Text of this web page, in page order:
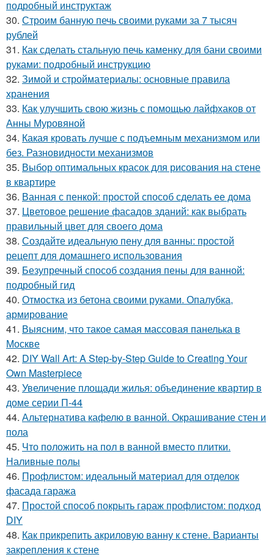
подробный инструктаж
30. Строим банную печь своими руками за 7 тысяч
рублей
31. Как сделать стальную печь каменку для бани своими
руками: подробный инструкцию
32. Зимой и стройматериалы: основные правила
хранения
33. Как улучшить свою жизнь с помощью лайфхаков от
Анны Муровяной
34. Какая кровать лучше с подъемным механизмом или
без. Разновидности механизмов
35. Выбор оптимальных красок для рисования на стене
в квартире
36. Ванная с пенкой: простой способ сделать ее дома
37. Цветовое решение фасадов зданий: как выбрать
правильный цвет для своего дома
38. Создайте идеальную пену для ванны: простой
рецепт для домашнего использования
39. Безупречный способ создания пены для ванной:
подробный гид
40. Отмостка из бетона своими руками. Опалубка,
армирование
41. Выясним, что такое самая массовая панелька в
Москве
42. DIY Wall Art: A Step-by-Step Guide to Creating Your
Own Masterpiece
43. Увеличение площади жилья: объединение квартир в
доме серии П-44
44. Альтернатива кафелю в ванной. Окрашивание стен и
пола
45. Что положить на пол в ванной вместо плитки.
Наливные полы
46. Профлистом: идеальный материал для отделок
фасада гаража
47. Простой способ покрыть гараж профлистом: подход
DIY
48. Как прикрепить акриловую ванну к стене. Варианты
закрепления к стене